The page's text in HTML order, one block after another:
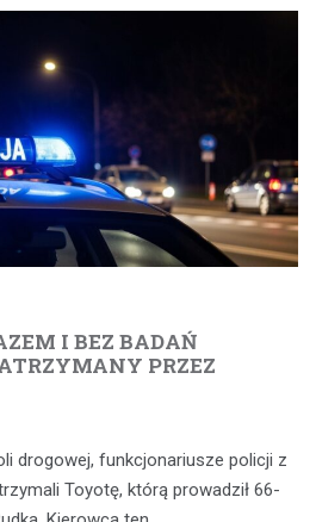
I BEZ BADAŃ
PRZEZ
drogowej, funkcjonariusze policji z
Toyotę, którą prowadził 66-